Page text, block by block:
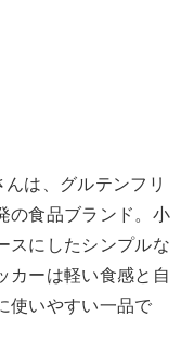
は、グルテンフリ
の食品ブランド。小
スにしたシンプルな
カーは軽い食感と自
使いやすい一品で